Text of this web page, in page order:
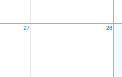
27 28